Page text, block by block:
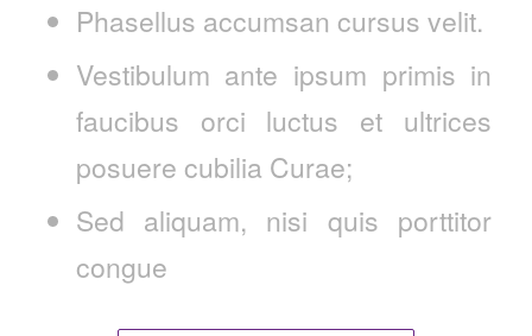
Phasellus accumsan cursus velit.
Vestibulum ante ipsum primis in
faucibus orci luctus et ultrices
posuere cubilia Curae;
Sed aliquam, nisi quis porttitor
congue